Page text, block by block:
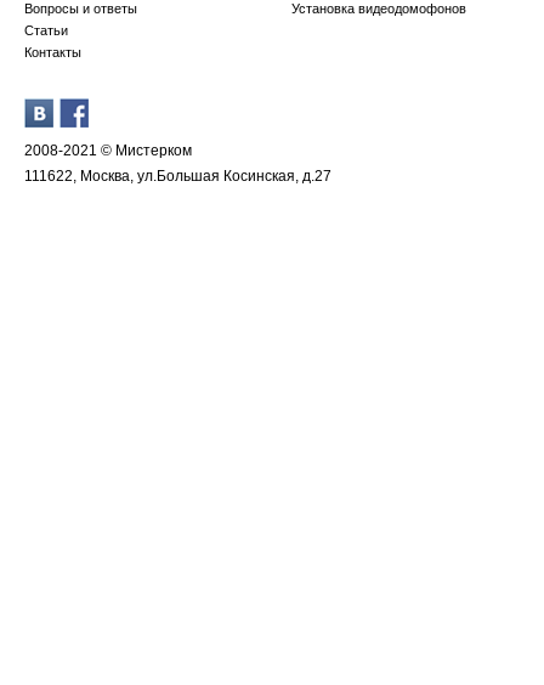
Вопросы и ответы
Статьи
Контакты
2008-2021 © Мистерком
111622, Москва, ул.Большая Косинская, д.27
Установка видеодомофонов